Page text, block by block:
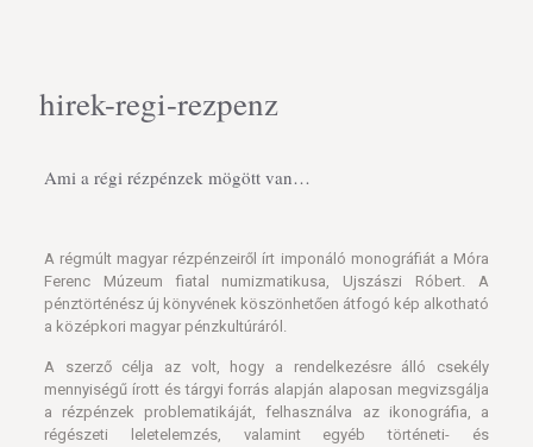
hirek-regi-rezpenz
Ami a régi rézpénzek mögött van…
A régmúlt magyar rézpénzeiről írt imponáló monográfiát a Móra
Ferenc Múzeum fiatal numizmatikusa, Ujszászi Róbert. A
pénztörténész új könyvének köszönhetően átfogó kép alkotható
a középkori magyar pénzkultúráról.
A szerző célja az volt, hogy a rendelkezésre álló csekély
mennyiségű írott és tárgyi forrás alapján alaposan megvizsgálja
a rézpénzek problematikáját, felhasználva az ikonográfia, a
régészeti leletelemzés, valamint egyéb történeti- és